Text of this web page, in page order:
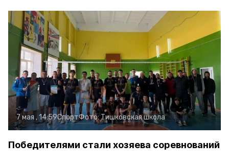
7 мая , 14:59СпортФото:Тишковская школа
Победителями стали хозяева соревнований